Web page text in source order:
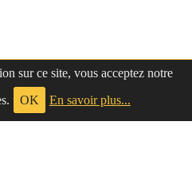
sur ce site, vous acceptez notre
OK En savoir plus...